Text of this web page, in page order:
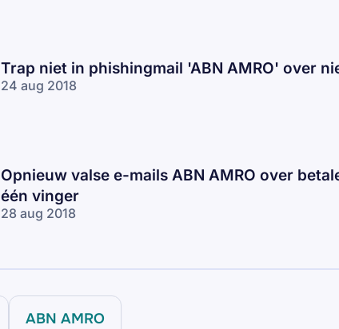
Trap niet in phishingmail 'ABN AMRO' over
24 aug 2018
Opnieuw valse e-mails ABN AMRO over
één vinger
28 aug 2018
ABN AMRO